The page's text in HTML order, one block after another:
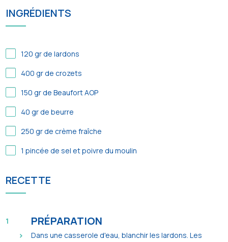
INGRÉDIENTS
120 gr de lardons
400 gr de crozets
150 gr de Beaufort AOP
40 gr de beurre
250 gr de crème fraîche
1 pincée de sel et poivre du moulin
RECETTE
PRÉPARATION
Dans une casserole d'eau, blanchir les lardons. Les